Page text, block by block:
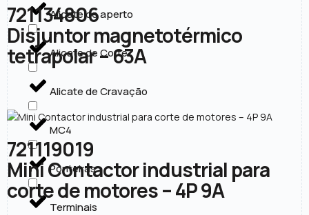
Alicate de aperto
Alicate de Corte
Alicate de Cravação
MC4
Ponteiras
Terminais
721134806
Disjuntor magnetotérmico
tetrapolar – 63A
721119019
Mini Contactor industrial para
corte de motores – 4P 9A